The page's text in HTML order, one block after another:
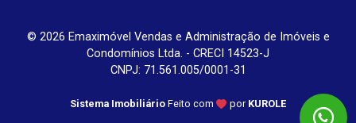
© 2026 Emaximóvel Vendas e Administração de Imóveis e
Condomínios Ltda. - CRECI 14523-J
CNPJ: 71.561.005/0001-31
Sistema Imobiliário Feito com por KUROLE